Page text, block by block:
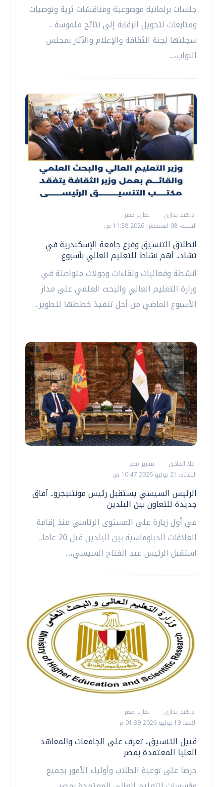
جلسات برلمانية موضوعية ومناقشات ثرية وتوصيات
ومتابعات لتحويل الرقابة إلى نتائج ملموسة ..
سجلتها لجنة الثقافة والإعلام والآثار بمجلس
النواب،...
د.هند بدارى
تقارير مصر
السبت، 08 اغسطس 2026 11:38 ص
انطلاق التنسيق وفرع جامعة الإسكندرية في
تشاد.. أهم نشاط للتعليم العالي بأسبوع
أنشطة وفعاليات ولقاءات وجولات متواصلة في
وزارة التعليم العالي والبحث العلمي على مدار
الأسبوع الماضي من أجل تنفيذ خططها لتطوير...
علا الحاذق
تقارير مصر
الثلاثاء، 21 يوليو 2026 10:47 ص
الرئيس السيسي يستقبل رئيس مونتنيجرو.. آفاق
جديدة للتعاون بين البلدين
في أول زيارة على المستوى الرئاسي منذ إقامة
العلاقات الدبلوماسية بين البلدين قبل 20 عاما..
استقبل الرئيس عبد الفتاح السيسي،...
د.هند بدارى
تقارير مصر
الأحد، 19 يوليو 2026 01:39 م
قبيل التنسيق.. تعرف على الجامعات والمعاهد
العليا المعتمدة بمصر
حرصا على توعية الطلاب وأولياء الأمور بجميع